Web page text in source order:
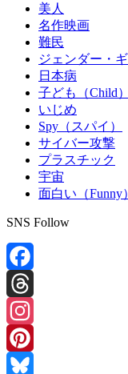
美人
名作映画
難民
ジェンダー・
日本病
子ども（Child）
いじめ
Spy（スパイ）
サイバー攻撃
プラスチック
宇宙
面白い（Funny）
SNS Follow
Facebook
Threads
Instagram
Pinterest